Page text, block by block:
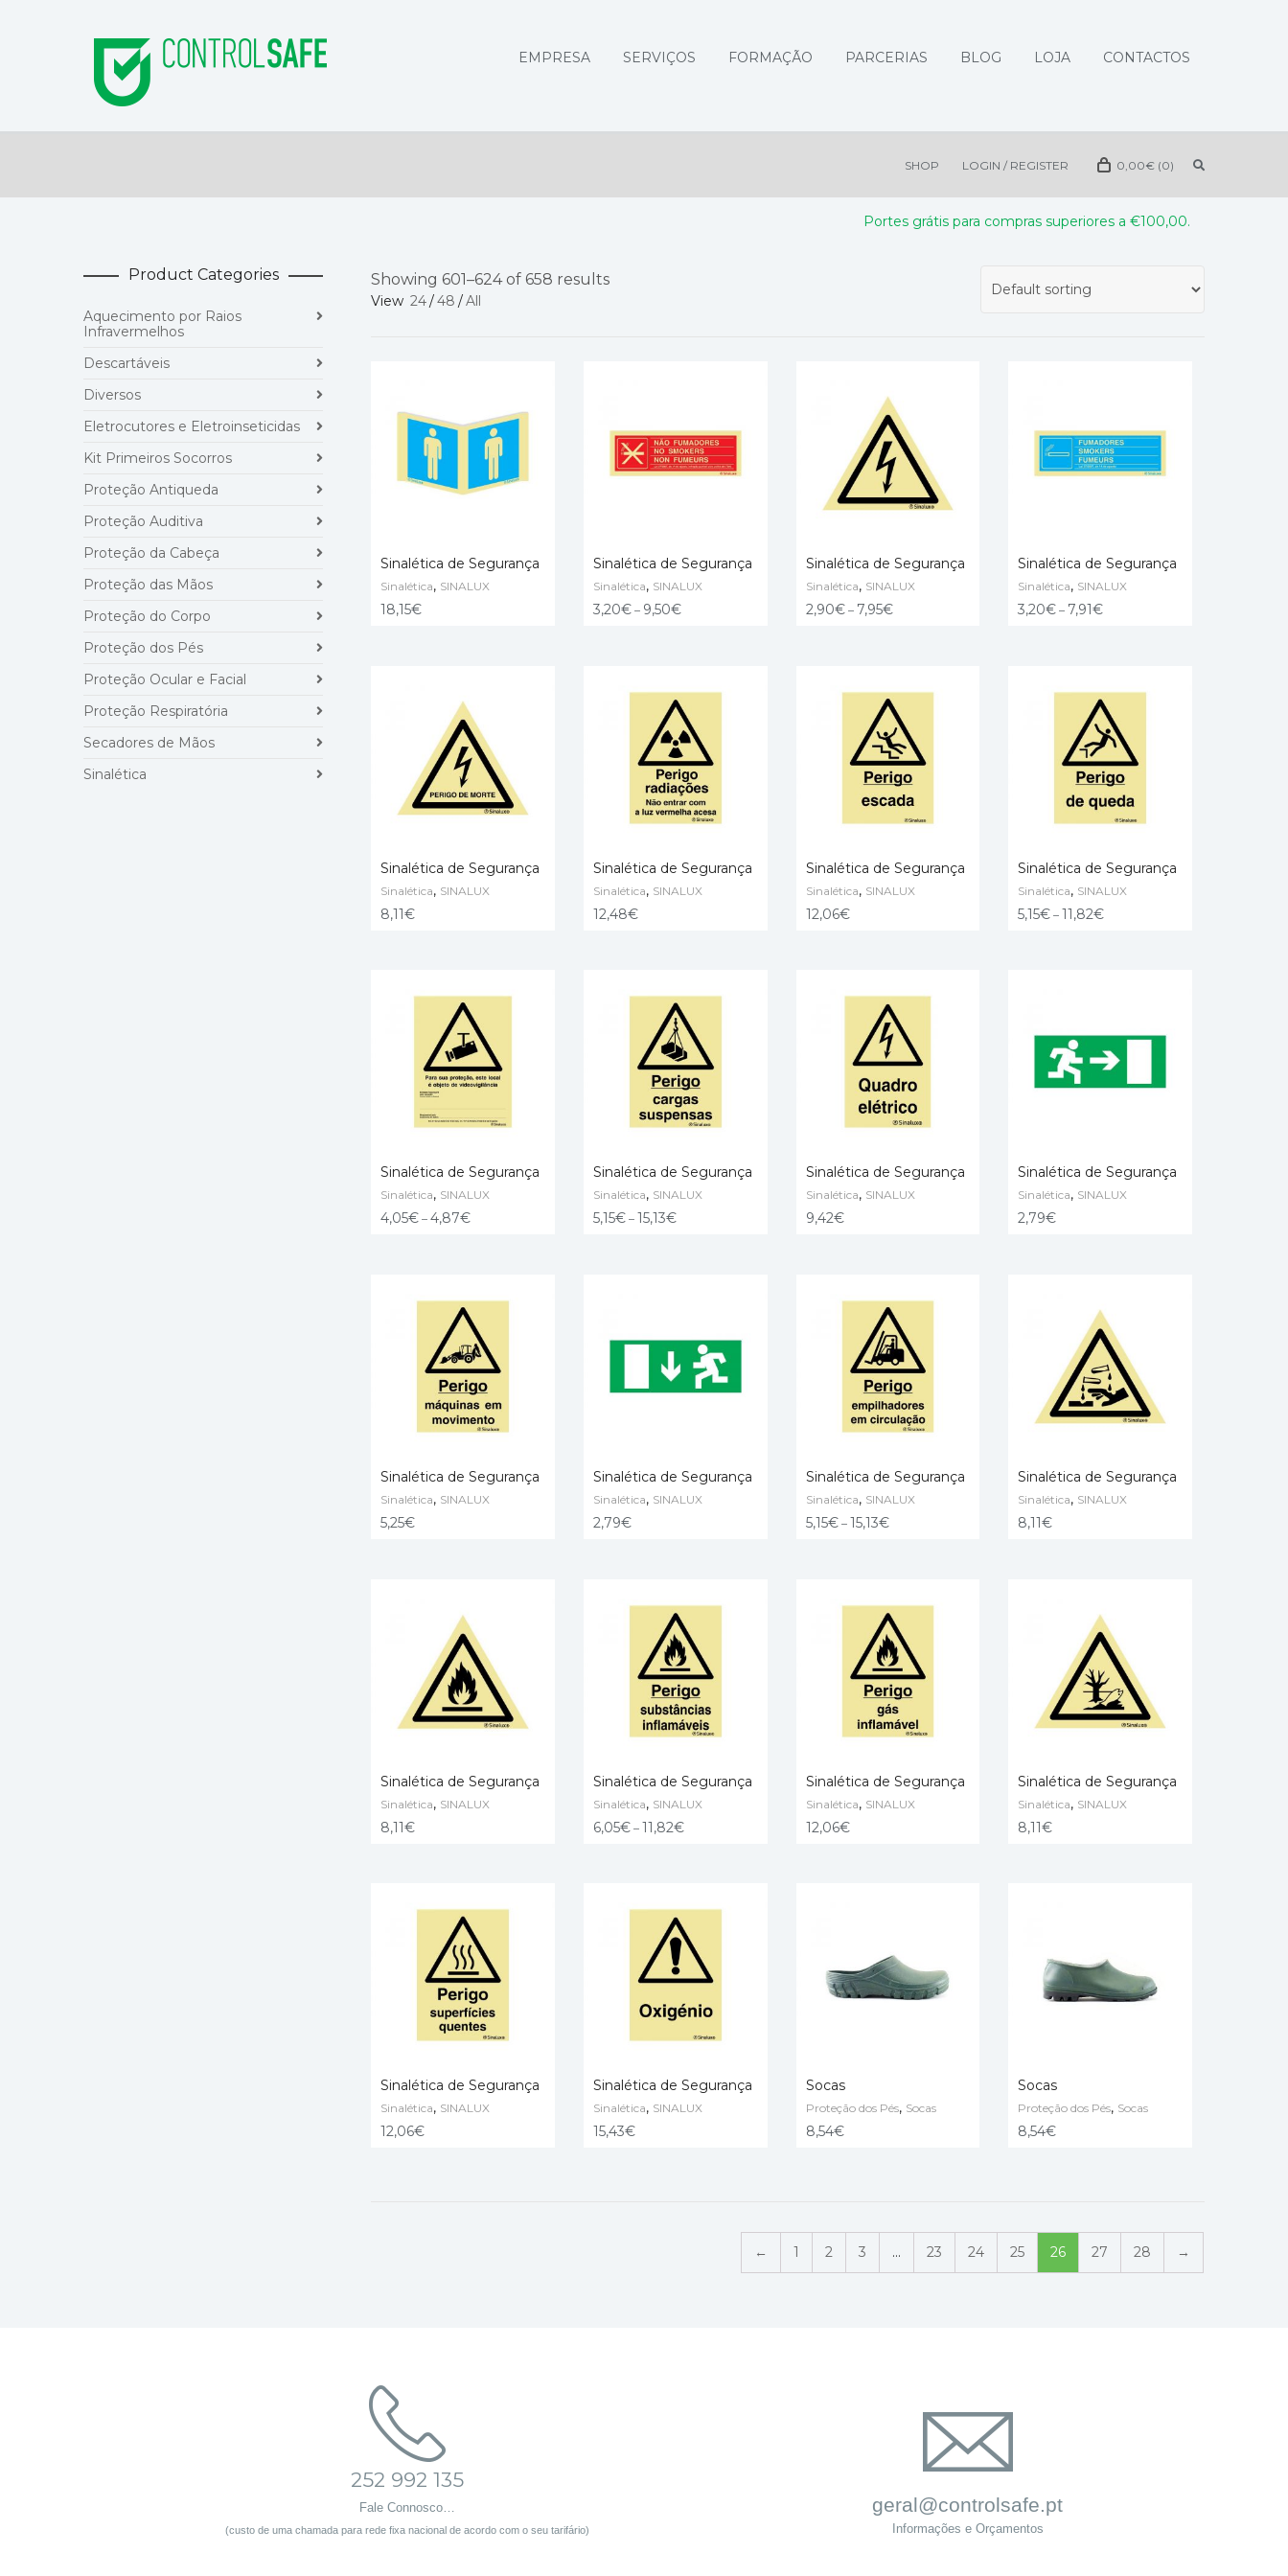
EMPRESA SERVIÇOS FORMAÇÃO PARCERIAS BLOG LOJA CONTACTOS
0,00€ (0)
SHOP LOGIN / REGISTER
Portes grátis para compras superiores a €100,00.
Showing 601–624 of 658 results
View 24/48 /All
ADD TO CART
Sinalética de Segurança
Sinalética, SINALUX
18,15€ SELECT OPTIONS
Sinalética de Segurança
Sinalética, SINALUX
3,20€– 9,50€ SELECT OPTIONS
Sinalética de Segurança
Sinalética, SINALUX
2,90€– 7,95€ SELECT OPTIONS
Sinalética de Segurança
Sinalética, SINALUX
3,20€ – 7,91€
ADD TO CART
Sinalética de Segurança
Sinalética, SINALUX
8,11€ ADD TO CART
Sinalética de Segurança
Sinalética, SINALUX
12,48€ ADD TO CART
Sinalética de Segurança
Sinalética, SINALUX
12,06€ SELECT OPTIONS
Sinalética de Segurança
Sinalética, SINALUX
5,15€ –11,82€
SELECT OPTIONS
Sinalética de Segurança
Sinalética, SINALUX
4,05€ – 4,87€ SELECT OPTIONS
Sinalética de Segurança
Sinalética, SINALUX
5,15€– 15,13€ ADD TO CART
Sinalética de Segurança
Sinalética, SINALUX
9,42€ ADD TO CART
Sinalética de Segurança
Sinalética, SINALUX
2,79€
ADD TO CART
Sinalética de Segurança
Sinalética, SINALUX
5,25€ ADD TO CART
Sinalética de Segurança
Sinalética, SINALUX
2,79€ SELECT OPTIONS
Sinalética de Segurança
Sinalética, SINALUX
5,15€– 15,13€ ADD TO CART
Sinalética de Segurança
Sinalética, SINALUX
8,11€
ADD TO CART
Sinalética de Segurança
Sinalética, SINALUX
8,11€ SELECT OPTIONS
Sinalética de Segurança
Sinalética, SINALUX
6,05€– 11,82€ ADD TO CART
Sinalética de Segurança
Sinalética, SINALUX
12,06€ ADD TO CART
Sinalética de Segurança
Sinalética, SINALUX
8,11€
ADD TO CART
Sinalética de Segurança
Sinalética, SINALUX
12,06€ ADD TO CART
Sinalética de Segurança
Sinalética, SINALUX
15,43€ SELECT OPTIONS
Socas
Proteção dos Pés, Socas
8,54€ SELECT OPTIONS
Socas
Proteção dos Pés, Socas
8,54€
← 1 2 3 … 23 24 25 26 27 28 →
Product Categories
Aquecimento por Raios
Infravermelhos
Descartáveis
Diversos
Eletrocutores e Eletroinseticidas
Kit Primeiros Socorros
Proteção Antiqueda
Proteção Auditiva
Proteção da Cabeça
Proteção das Mãos
Proteção do Corpo
Proteção dos Pés
Proteção Ocular e Facial
Proteção Respiratória
Secadores de Mãos
Sinalética
252 992 135
Fale Connosco…
(custo de uma chamada para rede fixa nacional de acordo com o seu tarifário)
geral@controlsafe.pt
Informações e Orçamentos